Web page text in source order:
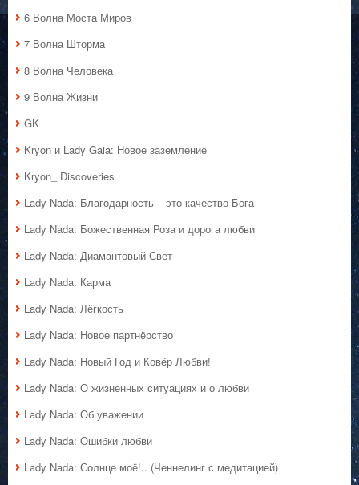
6 Волна Моста Миров
7 Волна Шторма
8 Волна Человека
9 Волна Жизни
GK
Kryon и Lady Gaia: Новое заземление
Kryon_ Discoveries
Lady Nada: Благодарность – это качество Бога
Lady Nada: Божественная Роза и дорога любви
Lady Nada: Диамантовый Свет
Lady Nada: Карма
Lady Nada: Лёгкость
Lady Nada: Новое партнёрство
Lady Nada: Новый Год и Ковёр Любви!
Lady Nada: О жизненных ситуациях и о любви
Lady Nada: Об уважении
Lady Nada: Ошибки любви
Lady Nada: Солнце моё!.. (Ченнелинг с медитацией)